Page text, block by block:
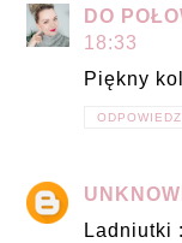
DO
18:33
Piękny
ODPOWIEDZ
Ladniutki